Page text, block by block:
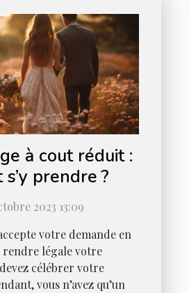
à cout réduit :
prendre ?
2023 13:09
votre demande en
rendre légale votre
célébrer votre
vous n’avez qu’un